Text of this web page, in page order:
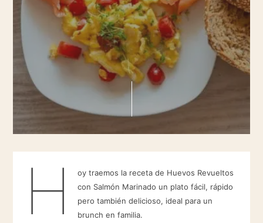
H
oy traemos la receta de Huevos Revueltos
con Salmón Marinado un plato fácil, rápido
pero también delicioso, ideal para un
brunch en familia.